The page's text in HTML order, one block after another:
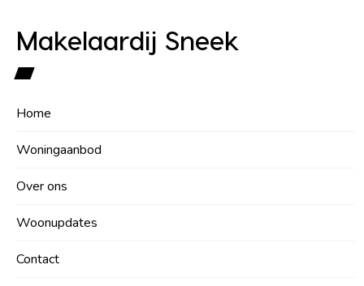
Makelaardij Sneek
Home
Woningaanbod
Over ons
Woonupdates
Contact